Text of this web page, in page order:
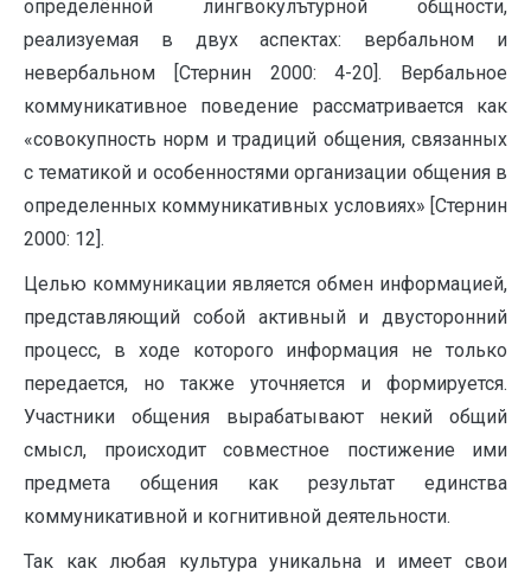
определённой лингвокулътурной общности,
реализуемая в двух аспектах: вербальном и
невербальном [Стернин 2000: 4-20]. Вербальное
коммуникативное поведение рассматривается как
«совокупность норм и традиций общения, связанных
с тематикой и особенностями организации общения в
определенных коммуникативных условиях» [Стернин
2000: 12].
Целью коммуникации является обмен информацией,
представляющий собой активный и двусторонний
процесс, в ходе которого информация не только
передается, но также уточняется и формируется.
Участники общения вырабатывают некий общий
смысл, происходит совместное постижение ими
предмета общения как результат единства
коммуникативной и когнитивной деятельности.
Так как любая культура уникальна и имеет свои